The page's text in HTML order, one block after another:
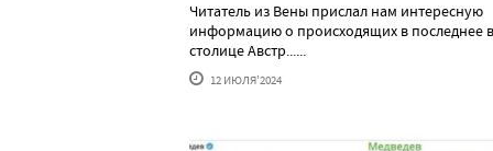
Читатель из Вены прислал нам интересную
информацию о происходящих в последнее
столице Австр......
12 ИЮЛЯ'2024